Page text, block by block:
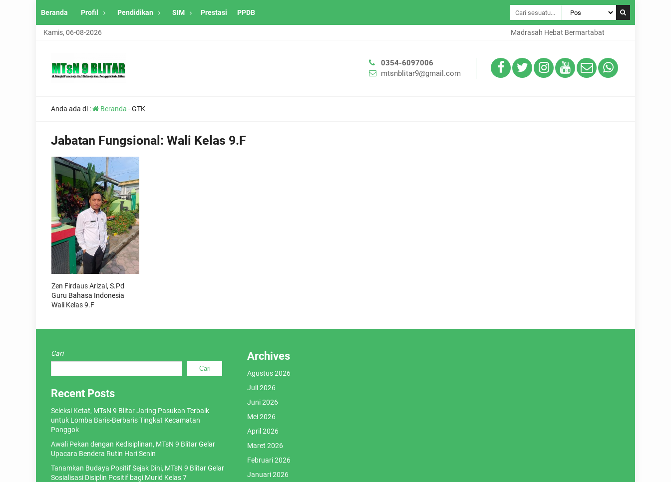
Beranda Profil Pendidikan SIM Prestasi PPDB
Kamis, 06-08-2026 Madrasah Hebat Bermartabat
0354-6097006
mtsnblitar9@gmail.com
Anda ada di : Beranda -GTK
Jabatan Fungsional: Wali Kelas 9.F
Zen Firdaus Arizal, S.Pd
Guru Bahasa Indonesia
Wali Kelas 9.F
Cari
Cari
Recent Posts
Seleksi Ketat, MTsN 9 Blitar Jaring Pasukan Terbaik
untuk Lomba Baris-Berbaris Tingkat Kecamatan
Ponggok
Awali Pekan dengan Kedisiplinan, MTsN 9 Blitar Gelar
Upacara Bendera Rutin Hari Senin
Tanamkan Budaya Positif Sejak Dini, MTsN 9 Blitar Gelar
Sosialisasi Disiplin Positif bagi Murid Kelas 7
Archives
Agustus 2026
Juli 2026
Juni 2026
Mei 2026
April 2026
Maret 2026
Februari 2026
Januari 2026